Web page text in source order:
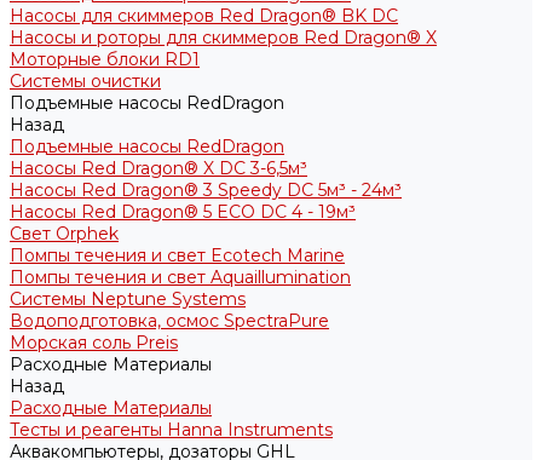
Насосы для скиммеров Red Dragon® BK DC
Насосы и роторы для скиммеров Red Dragon® X
Моторные блоки RD1
Системы очистки
Подъемные насосы RedDragon
Назад
Подъемные насосы RedDragon
Насосы Red Dragon® X DC 3-6,5м³
Насосы Red Dragon® 3 Speedy DC 5м³ - 24м³
Насосы Red Dragon® 5 ECO DC 4 - 19м³
Свет Orphek
Помпы течения и свет Ecotech Marine
Помпы течения и свет Aquaillumination
Системы Neptune Systems
Водоподготовка, осмос SpectraPure
Морская соль Preis
Расходные Материалы
Назад
Расходные Материалы
Тесты и реагенты Hanna Instruments
Аквакомпьютеры, дозаторы GHL